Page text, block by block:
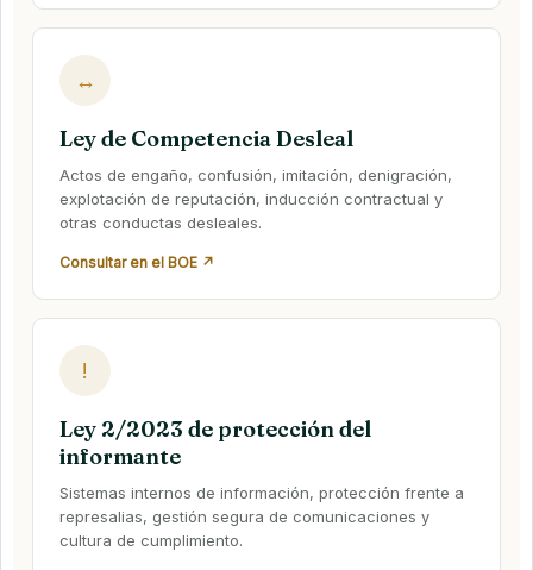
↔
Ley de Competencia Desleal
Actos de engaño, confusión, imitación, denigración,
explotación de reputación, inducción contractual y
otras conductas desleales.
Consultar en el BOE ↗
!
Ley 2/2023 de protección del
informante
Sistemas internos de información, protección frente a
represalias, gestión segura de comunicaciones y
cultura de cumplimiento.